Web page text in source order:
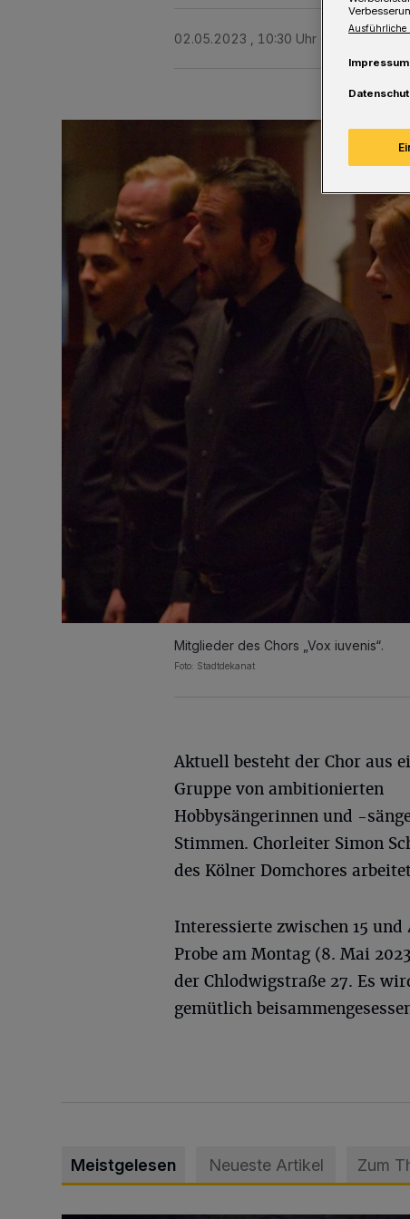
02.05.2023 , 10:30 Uhr Eine Minute
Mitglieder des Chors „Vox iuvenis“.
Foto: Stadtdekanat
Aktuell besteht der Chor aus
Gruppe von ambitionierten
Hobbysängerinnen und -
Stimmen. Chorleiter Simon
des Kölner Domchores
Interessierte zwischen 15 und
Probe am Montag (8. Mai
der Chlodwigstraße 27. Es
gemütlich
Meistgelesen Neueste Artikel Zum
Ausführliche
Impressum